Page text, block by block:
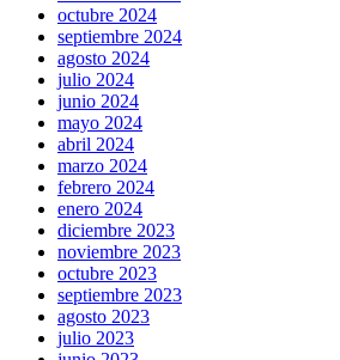
octubre 2024
septiembre 2024
agosto 2024
julio 2024
junio 2024
mayo 2024
abril 2024
marzo 2024
febrero 2024
enero 2024
diciembre 2023
noviembre 2023
octubre 2023
septiembre 2023
agosto 2023
julio 2023